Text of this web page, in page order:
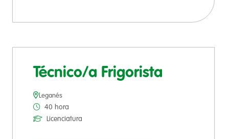
Técnico/a Frigorista
Leganés
40 hora
Licenciatura